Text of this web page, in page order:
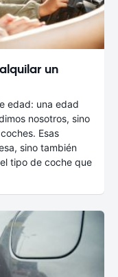
un
edad: una edad
nosotros, sino
Esas
sino también
tipo de coche que